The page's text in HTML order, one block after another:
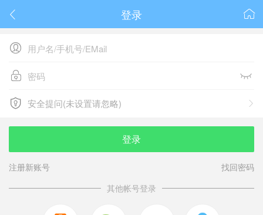
 
登录

 
 
安全提问(未设置请忽略)
安全提问(未设置请忽略)
登录
注册新账号
找回密码
其他帐号登录